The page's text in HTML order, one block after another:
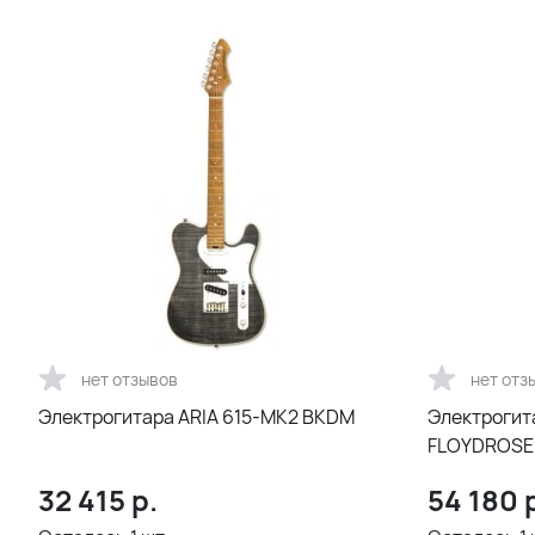
нет отзывов
Электрогитара ARIA 615-МК2 BKDM
32 415 р.
нет
FLOYDROSE
54 180